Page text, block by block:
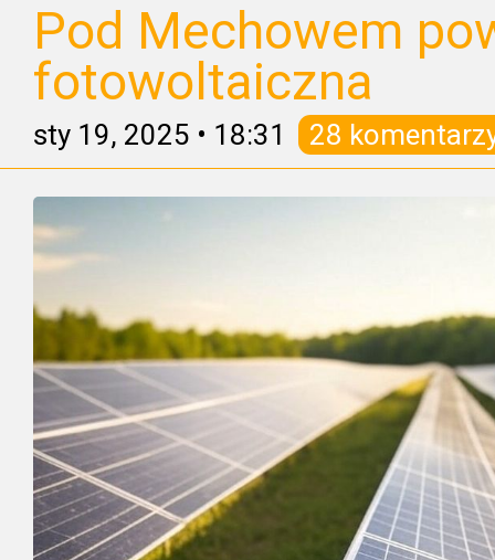
Pod Mechowem
fotowoltaiczna
sty 19, 2025 • 18:31 28